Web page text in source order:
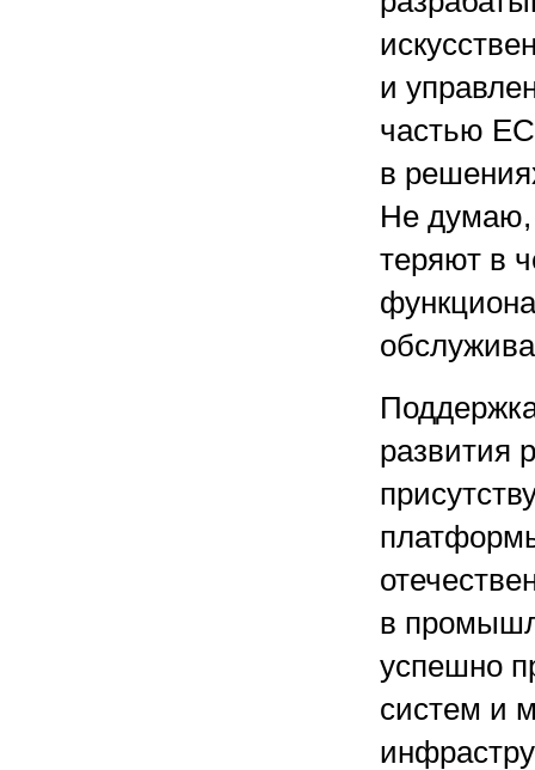
и
частью
в
Не думаю,
теряют в
развития
в
успешно
систем и